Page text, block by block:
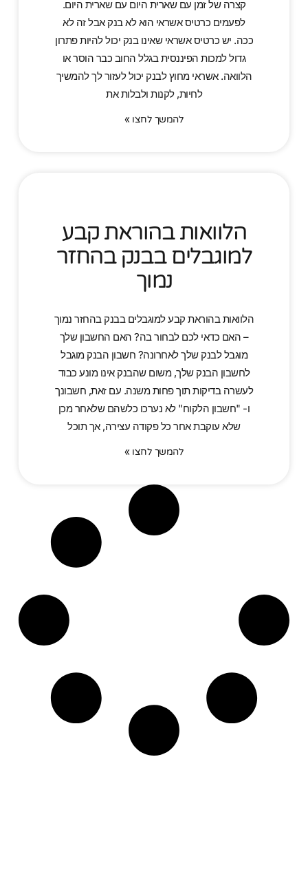
קצרה של זמן עם שארית היום עם שארית היום.
לפעמים כרטיס אשראי הוא לא בנק אבל זה לא
ככה. יש כרטיס אשראי שאינו בנק יכול להיות פתרון
גדול למכות הפיננסית בגלל החוב כבר הוסר או
הלוואה. אשראי מחוץ לבנק יכול לעזור לך להמשיך
לחיות, לקנות ולבלות את
להמשך לחצו »
הלוואות בהוראת קבע
למוגבלים בבנק בהחזר
נמוך
הלוואות בהוראת קבע למוגבלים בבנק בהחזר נמוך
– האם כדאי לכם לבחור בה? האם החשבון שלך
מוגבל לבנק שלך לאחרונה? חשבון הבנק מוגבל
לחשבון הבנק שלך, משום שהבנק אינו מונע כבוד
לעשרה בדיקות תוך פחות משנה. עם זאת, חשבונך
ו- "חשבון הלקוח" לא נערכו כלשהם שלאחר מכן
שלא עוקבת אחר כל פקודה עצירה, אך תוכל
להמשך לחצו »